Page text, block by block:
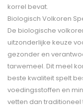
korrel bevat.
Biologisch Volkoren
De biologische
uitzonderlijke keuze
gezonder en
tarwemeel. Dit meel
beste kwaliteit spelt
voedingsstoffen en
vetten dan